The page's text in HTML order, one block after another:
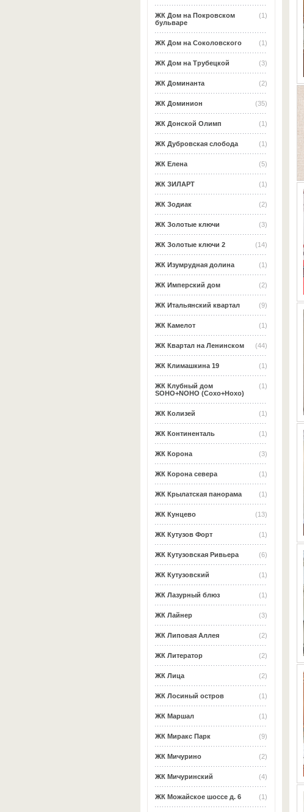
(1)
ЖК Дом на Покровском
бульваре
(1)
ЖК Дом на Соколовского
(3)
ЖК Дом на Трубецкой
(2)
ЖК Доминанта
(35)
ЖК Доминион
(1)
ЖК Донской Олимп
(1)
ЖК Дубровская слобода
(5)
ЖК Елена
(1)
ЖК ЗИЛАРТ
(2)
ЖК Зодиак
(3)
ЖК Золотые ключи
(14)
ЖК Золотые ключи 2
(1)
ЖК Изумрудная долина
(2)
ЖК Имперский дом
(9)
ЖК Итальянский квартал
(1)
ЖК Камелот
(44)
ЖК Квартал на Ленинском
(1)
ЖК Климашкина 19
(1)
ЖК Клубный дом
SOHO+NOHO (Сохо+Нохо)
(1)
ЖК Колизей
(1)
ЖК Континенталь
(3)
ЖК Корона
(1)
ЖК Корона севера
(1)
ЖК Крылатская панорама
(13)
ЖК Кунцево
(1)
ЖК Кутузов Форт
(6)
ЖК Кутузовская Ривьера
(1)
ЖК Кутузовский
(1)
ЖК Лазурный блюз
(3)
ЖК Лайнер
(2)
ЖК Липовая Аллея
(2)
ЖК Литератор
(2)
ЖК Лица
(1)
ЖК Лосиный остров
(1)
ЖК Маршал
(9)
ЖК Миракс Парк
(2)
ЖК Мичурино
(4)
ЖК Мичуринский
(1)
ЖК Можайское шоссе д. 6